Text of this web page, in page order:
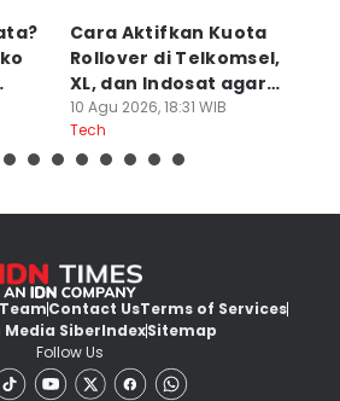
Cara Aktifkan Kuota
Rollover di Telkomsel,
XL, dan Indosat agar
Tidak Hangus
10 Agu 2026, 18:31 WIB
Tech
Contact UsTerms of Services
SiberIndexSitemap
Follow Us